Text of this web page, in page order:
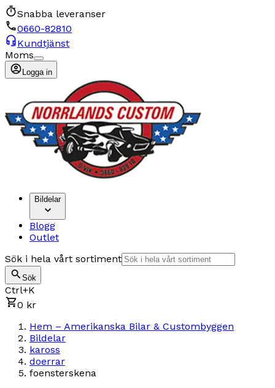
Snabba leveranser
0660-82810
Kundtjänst
Moms
Logga in
Bildelar
Blogg
Outlet
Sök i hela vårt sortiment
Sök
Ctrl+K
0 kr
Hem – Amerikanska Bilar & Custombyggen
Bildelar
kaross
doerrar
foensterskena